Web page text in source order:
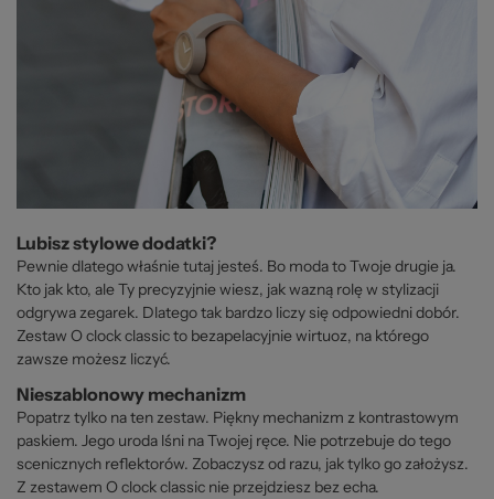
Lubisz stylowe dodatki?
Pewnie dlatego właśnie tutaj jesteś. Bo moda to Twoje drugie ja.
Kto jak kto, ale Ty precyzyjnie wiesz, jak wazną rolę w stylizacji
odgrywa zegarek. Dlatego tak bardzo liczy się odpowiedni dobór.
Zestaw O clock classic to bezapelacyjnie wirtuoz, na którego
zawsze możesz liczyć.
Nieszablonowy mechanizm
Popatrz tylko na ten zestaw. Piękny mechanizm z kontrastowym
paskiem. Jego uroda lśni na Twojej ręce. Nie potrzebuje do tego
scenicznych reflektorów. Zobaczysz od razu, jak tylko go założysz.
Z zestawem O clock classic nie przejdziesz bez echa.